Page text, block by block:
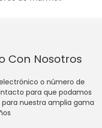
Con Nosotros
o número de
para que podamos
nuestra amplia gama